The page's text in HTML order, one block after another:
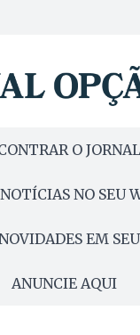
O
NO SEU
EM
ANUNCIE AQUI